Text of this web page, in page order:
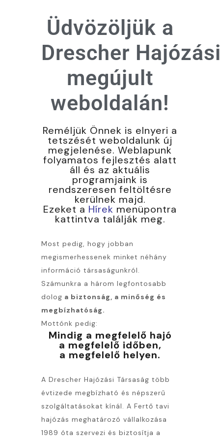
Üdvözöljük a
Drescher
megújult
weboldalán!
Reméljük Önnek is elnyeri a
tetszését weboldalunk új
megjelenése. Weblapunk
folyamatos fejlesztés alatt
áll és az aktuális
programjaink is
rendszeresen feltöltésre
kerülnek majd.
Ezeket a Hírek menüpontra
kattintva találják meg.
Most pedig, hogy jobban
megismerhessenek minket néhány
információ társaságunkról.
Számunkra a három legfontosabb
dolog a biztonság, a minőség és
megbízhatóság.
Mottónk pedig:
Mindig a megfelelő hajó
a megfelelő időben,
a megfelelő helyen.
A Drescher Hajózási Társaság több
évtizede megbízható és népszerű
szolgáltatásokat kínál. A Fertő tavi
hajózás meghatározó vállalkozása
1989 óta szervezi és biztosítja a